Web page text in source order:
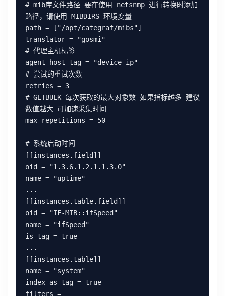
# mib库文件路径 要在使用 netsnmp 进行转换时添加
路径，请使用 MIBDIRS 环境变量
path = ["/opt/categraf/mibs"]
translator = "gosmi"
# 代理主机标签
agent_host_tag = "device_ip"
# 尝试的重试次数
retries = 3
# GETBULK 每次获取的最大对象数 如果指标越多 建议
数值越大 可加速采集时间
max_repetitions = 50
# 系统启动时间
[[instances.field]]
oid = "1.3.6.1.2.1.1.3.0"
name = "uptime"
...
[[instances.table.field]]
oid = "IF-MIB::ifSpeed"
name = "ifSpeed"
is_tag = true
...
[[instances.table]]
name = "system"
index_as_tag = true
filters =